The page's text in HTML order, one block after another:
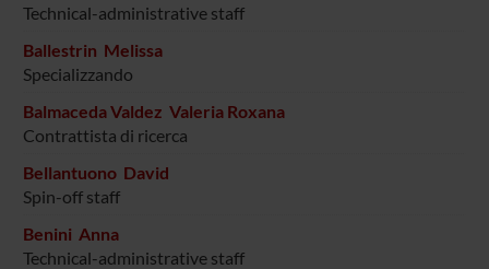
Technical-administrative staff
Ballestrin Melissa
Specializzando
Balmaceda Valdez Valeria Roxana
Contrattista di ricerca
Bellantuono David
Spin-off staff
Benini Anna
Technical-administrative staff